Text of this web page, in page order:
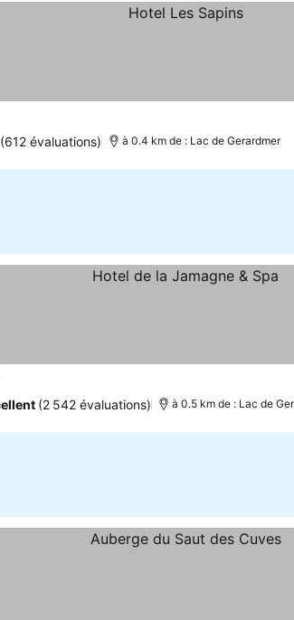
(612 évaluations) à 0.4 km de : Lac de Gerardmer
(2 542 évaluations) à 0.5 km de : Lac de